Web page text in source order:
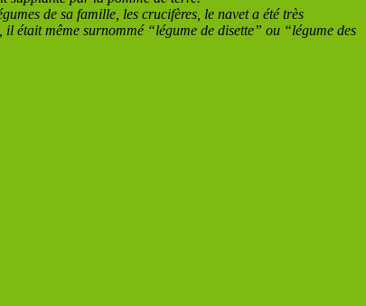
de sa famille, les crucifères, le navet a été très
était même surnommé “légume de disette” ou “légume des